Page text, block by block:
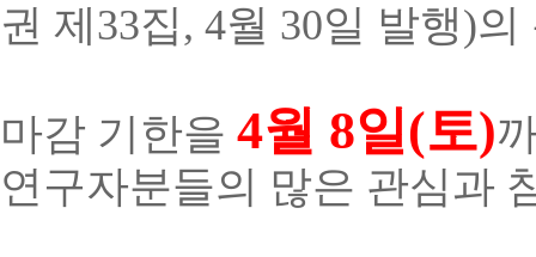
권 제 33집, 4월 30일 발행)의
마감 기한을 4월 8일 (토)
연구자분들의 많은 관심과